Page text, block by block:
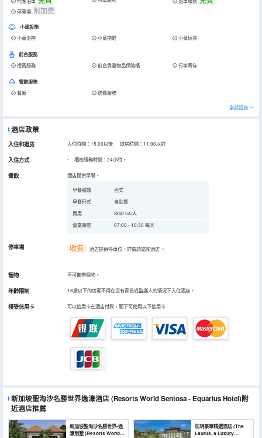
停車場 附加费
小童設施
小童浴袍 小童拖鞋 小童玩具
前台服務
禮賓服務 前台貴重物品保險櫃 行李寄存
餐飲服務
餐廳 送餐服務
全部設施
酒店政策
入住和退房 入住時間：15:00以後 退房時間：11:00以前
入住方式 櫃枱服務時間：24小時。
餐飲 酒店提供早餐。
早餐種類
西式
早餐形式
自助餐
費用
SGD 54/人
營業時間
07:00 - 10:30 每天
停車場 收费 酒店提供停車位，詳情請諮詢酒店 。
寵物 不可攜帶寵物。
年齡限制 18歲以下的房客不得在沒有家長或監護人的情況下入住酒店。
接受信用卡 可以信用卡在酒店付款，閣下可使用以下信用卡：
新加坡聖淘沙名勝世界逸濠酒店(Resorts World Sentosa - Equarius Hotel)附
近酒店推薦
新加坡聖淘沙名勝世界-逸
濠別墅 (Resorts World
桂玥豪華精選酒店 (The
Laurus, a Luxury